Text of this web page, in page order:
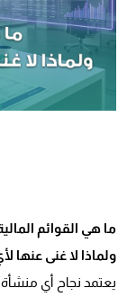
ما هي القوائم المالية؟
ولماذا لا غنى عنها
يعتمد نجاح أي